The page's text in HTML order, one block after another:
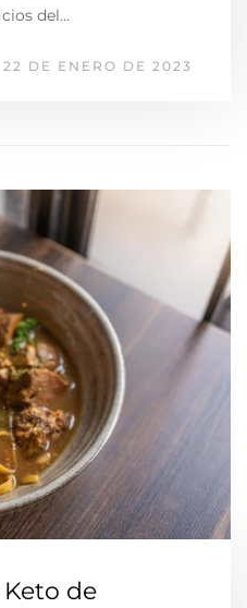
del…
22 DE ENERO DE 2023
de